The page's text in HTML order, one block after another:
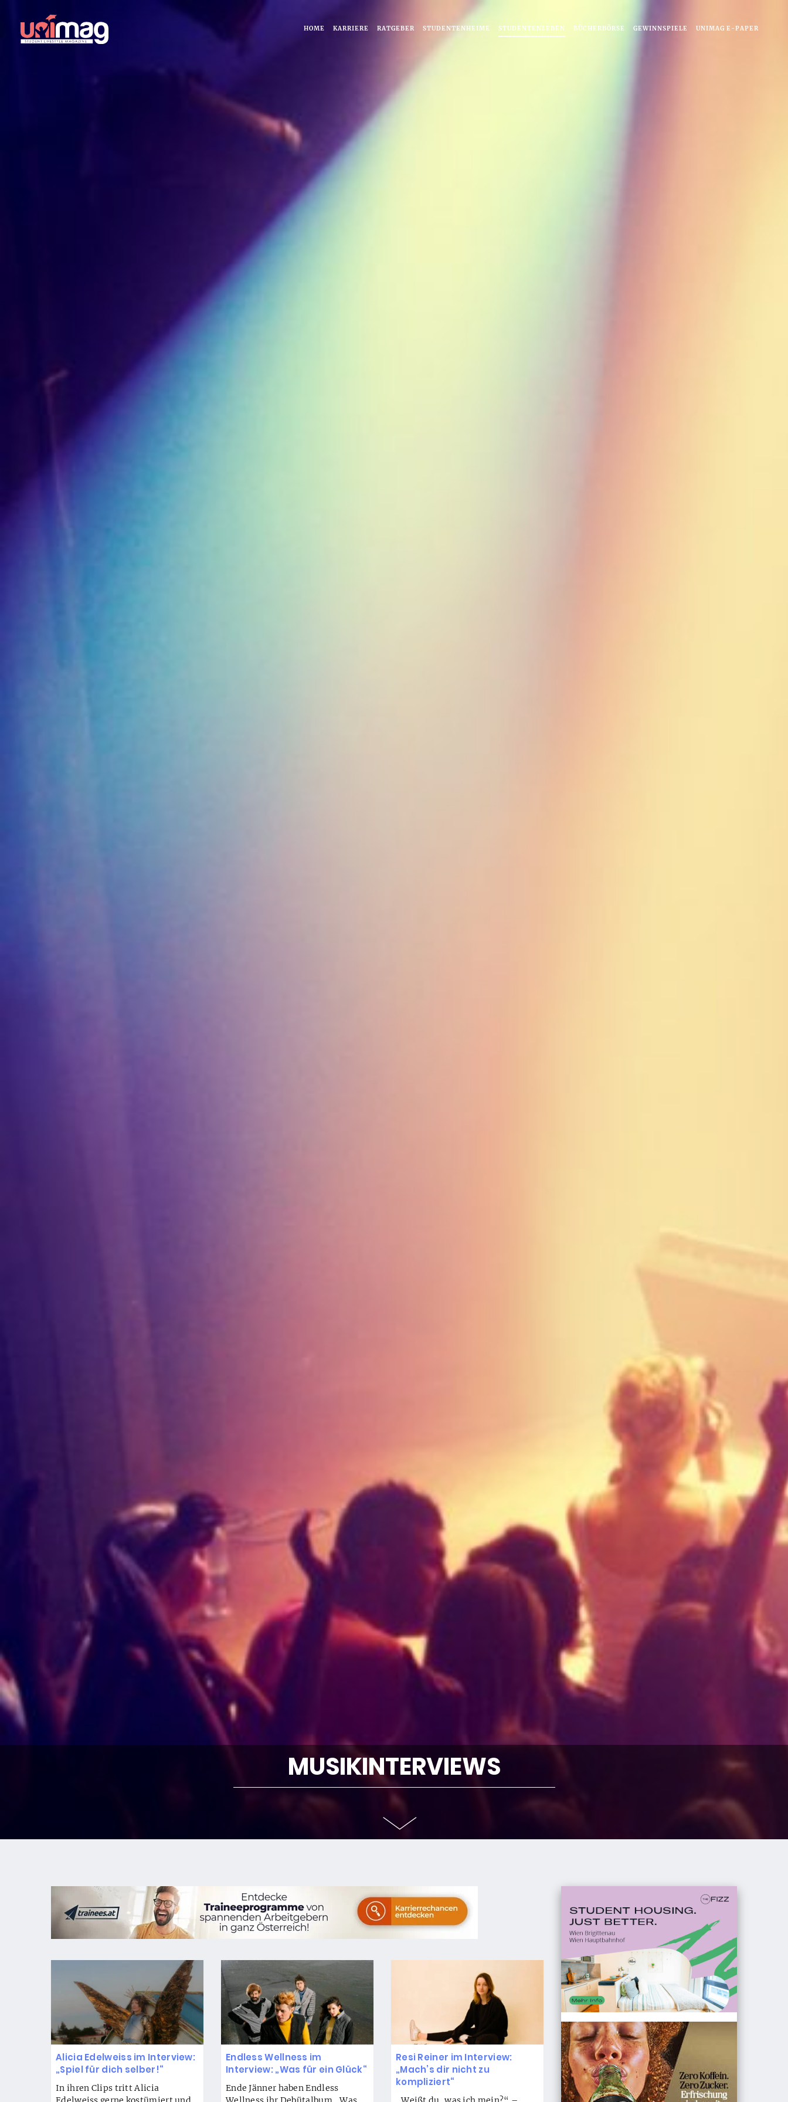
HOME KARRIERE RATGEBER STUDENTENHEIME STUDENTENLEBEN BÜCHERBÖRSE GEWINNSPIELE UNIMAG E-PAPER
MUSIKINTERVIEWS
Alicia Edelweiss im Interview:
„Spiel für dich selber!“
In ihren Clips tritt Alicia
Endless Wellness im
Interview: „Was für ein Glück“
Ende Jänner haben Endless
Resi Reiner im Interview:
„Mach’s dir nicht zu
kompliziert“